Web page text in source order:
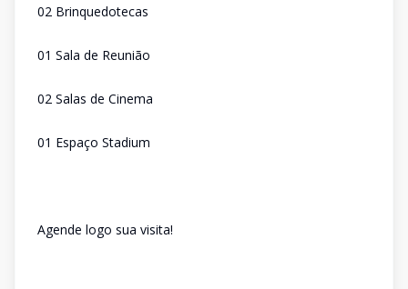
02 Brinquedotecas
01 Sala de Reunião
02 Salas de Cinema
01 Espaço Stadium
Agende logo sua visita!